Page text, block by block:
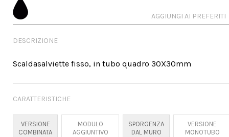
AGGIUNGI AI PREFERITI
DESCRIZIONE
Scaldasalviette fisso, in tubo quadro 30X30mm
CARATTERISTICHE
VERSIONE
COMBINATA
MODULO
AGGIUNTIVO
SPORGENZA
DAL MURO
VERSIONE
MONOTUBO